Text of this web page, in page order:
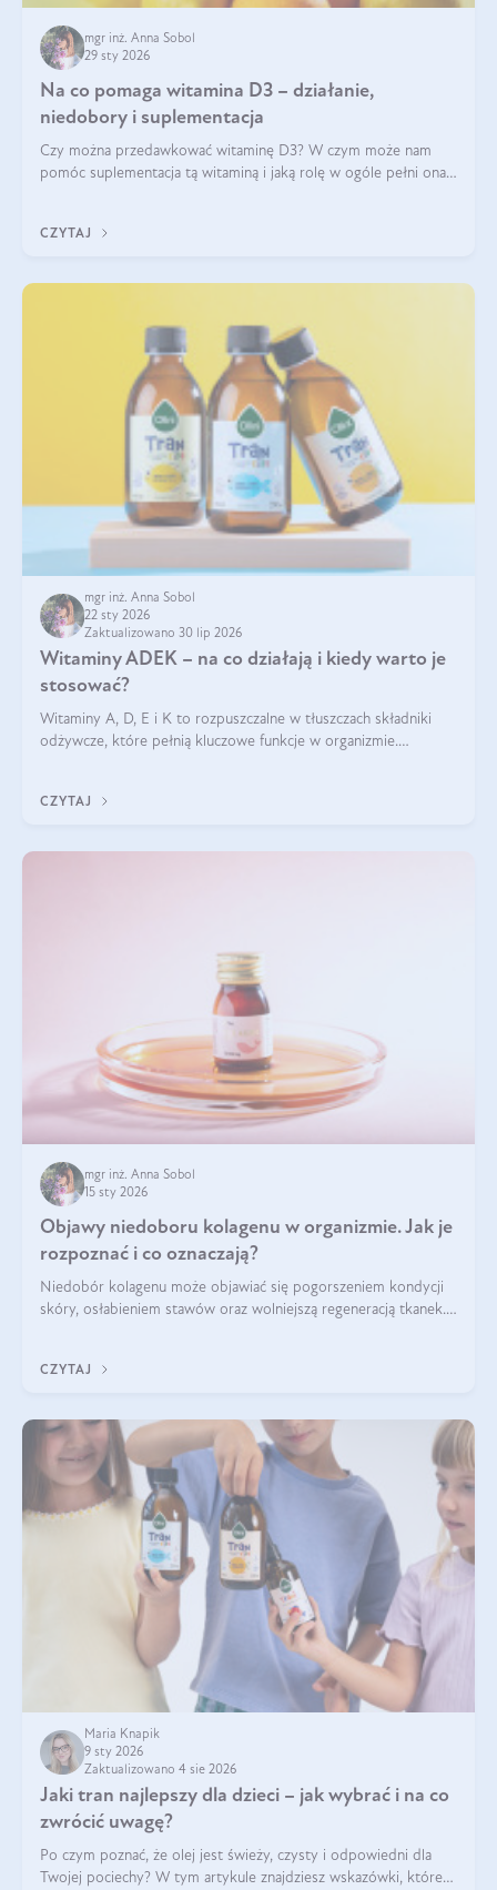
mgr inż. Anna Sobol
29 sty 2026
Na co pomaga witamina D3 – działanie,
niedobory i suplementacja
Czy można przedawkować witaminę D3? W czym może nam
pomóc suplementacja tą witaminą i jaką rolę w ogóle pełni ona
robić?
CZYTAJ
mgr inż. Anna Sobol
22 sty 2026
Zaktualizowano 30 lip 2026
Witaminy ADEK – na co działają i kiedy warto je
stosować?
Witaminy A, D, E i K to rozpuszczalne w tłuszczach składniki
odżywcze, które pełnią kluczowe funkcje w organizmie.
CZYTAJ
mgr inż. Anna Sobol
15 sty 2026
Objawy niedoboru kolagenu w organizmie. Jak je
rozpoznać i co oznaczają?
Niedobór kolagenu może objawiać się pogorszeniem kondycji
skóry, osłabieniem stawów oraz wolniejszą regeneracją tkanek.
osłabienie włosów.
CZYTAJ
Maria Knapik
9 sty 2026
Zaktualizowano 4 sie 2026
Jaki tran najlepszy dla dzieci – jak wybrać i na co
zwrócić uwagę?
Po czym poznać, że olej jest świeży, czysty i odpowiedni dla
Twojej pociechy? W tym artykule znajdziesz wskazówki, które